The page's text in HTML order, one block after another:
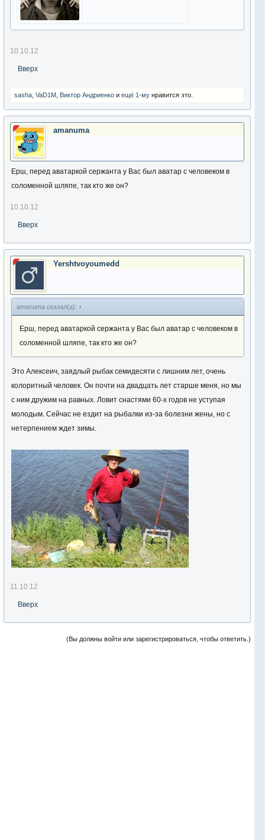
10.10.12
Вверх
sasha VaD1M Виктор Андриенко и ещё 1-му нравится это.
amanuma
Ерш, перед аватаркой сержанта у Вас был аватар с человеком в
соломенной шляпе, так кто же он?
10.10.12
Вверх
Yershtvoyoumedd
amanuma сказал(а): ↑
Ерш, перед аватаркой сержанта у Вас был аватар с человеком в
соломенной шляпе, так кто же он?
Это Алексеич, заядлый рыбак семидесяти с лишним лет, очень
колоритный человек. Он почти на двадцать лет старше меня, но мы
с ним дружим на равных. Ловит снастями 60-х годов не уступая
молодым. Сейчас не ездит на рыбалки из-за болезни жены, но с
нетерпением ждет зимы.
11.10.12
Вверх
(Вы должны войти или зарегистрироваться, чтобы ответить.)